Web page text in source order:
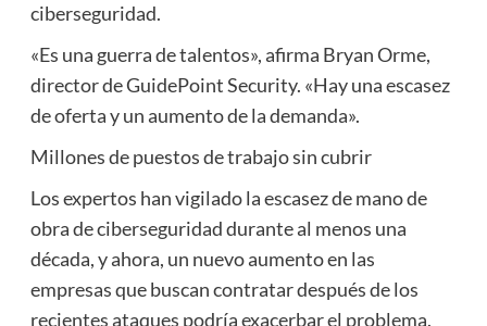
ciberseguridad.
«Es una guerra de talentos», afirma Bryan Orme,
director de GuidePoint Security. «Hay una escasez
de oferta y un aumento de la demanda».
Millones de puestos de trabajo sin cubrir
Los expertos han vigilado la escasez de mano de
obra de ciberseguridad durante al menos una
década, y ahora, un nuevo aumento en las
empresas que buscan contratar después de los
recientes ataques podría exacerbar el problema.